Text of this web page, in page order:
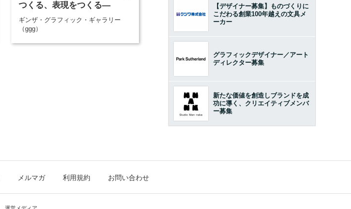
つくる、表現をつくる―
ギンザ・グラフィック・ギャラリー
（ggg）
【デザイナー募集】ものづくりに
こだわる創業100年越えの文具メ
ーカー
グラフィックデザイナー／アート
ディレクター募集
新たな価値を創造しブランドを成
功に導く、クリエイティブメンバ
ー募集
メルマガ 利用規約 お問い合わせ